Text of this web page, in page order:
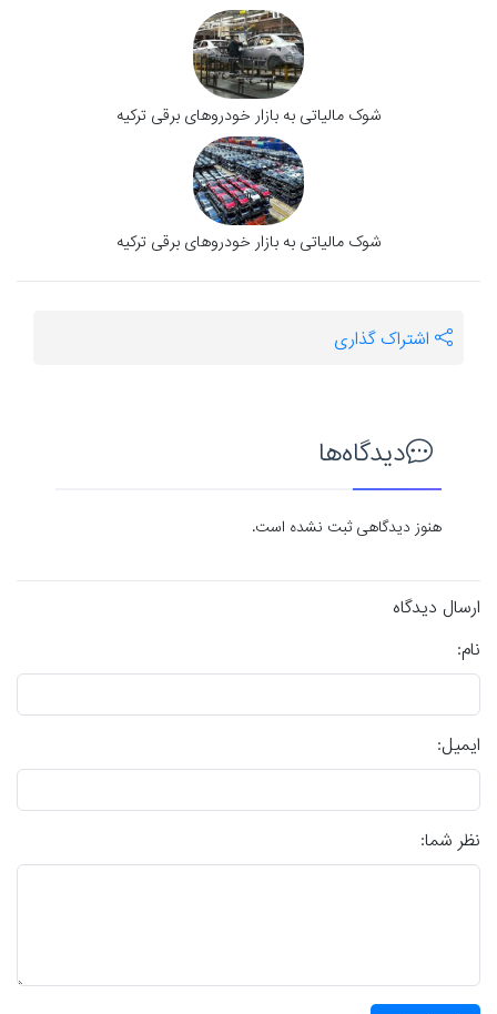
شوک مالیاتی به بازار خودروهای برقی ترکیه
شوک مالیاتی به بازار خودرو‌های برقی ترکیه
اشتراک گذاری
دیدگاه‌ها
هنوز دیدگاهی ثبت نشده است.
ارسال دیدگاه
نام:
ایمیل:
نظر شما: